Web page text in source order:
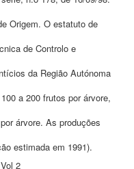
Origem. O estatuto de
de Controlo e
da Região Autónoma
a 200 frutos por árvore,
árvore. As produções
estimada em 1991).
2